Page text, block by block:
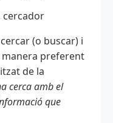
cercador
(o buscar) i
preferent
de la
cerca amb el
que